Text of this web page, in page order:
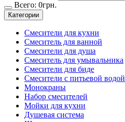
Всего: 0грн.
Категории
Смесители для кухни
Смеситель для ванной
Смесители для душа
Смеситель для умывальника
Смесители для биде
Смесители с питьевой водой
Монокраны
Набор смесителей
Мойки для кухни
Душевая система